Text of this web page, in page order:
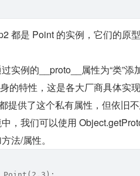
都是 Point 的实例，它们的原
实例的__proto__属性为“类”添
的特性，这是各大厂商具体实
提供了这个私有属性，但依旧
，我们可以使用
法/属性。